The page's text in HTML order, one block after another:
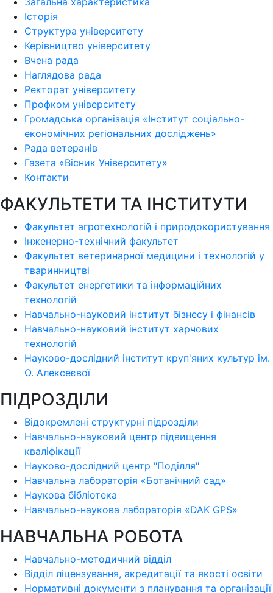
Історія
Структура університету
Керівництво університету
Вчена рада
Наглядова рада
Ректорат університету
Профком університету
Громадська організація «Інститут соціально-
економічних регіональних досліджень»
Рада ветеранів
Газета «Вісник Університету»
Контакти
ФАКУЛЬТЕТИ ТА ІНСТИТУТИ
Факультет агротехнологій і природокористування
Інженерно-технічний факультет
Факультет ветеринарної медицини і технологій у
тваринництві
Факультет енергетики та інформаційних
технологій
Навчально-науковий інститут бізнесу і фінансів
Навчально-науковий інститут харчових
технологій
Науково-дослідний інститут круп'яних культур ім.
О. Алексеєвої
ПІДРОЗДІЛИ
Відокремлені структурні підрозділи
Навчально-науковий центр підвищення
кваліфікації
Науково-дослідний центр "Поділля"
Навчальна лабораторія «Ботанічний сад»
Наукова бібліотека
Навчально-наукова лабораторія «DAK GPS»
НАВЧАЛЬНА РОБОТА
Навчально-методичний відділ
Відділ ліцензування, акредитації та якості освіти
Нормативні документи з планування та організації